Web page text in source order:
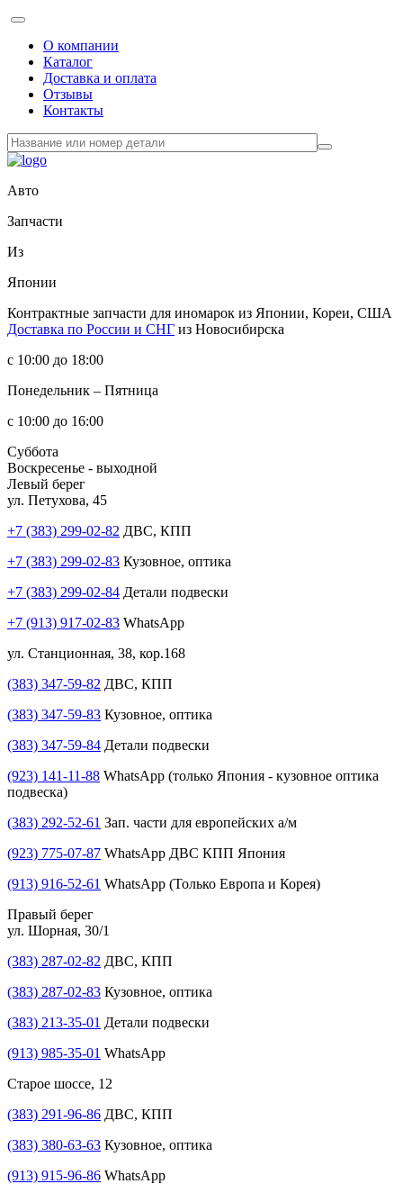
О компании
Каталог
Доставка и оплата
Отзывы
Контакты
Авто
Запчасти
Из
Японии
Контрактные запчасти для иномарок из Японии, Кореи, США
Доставка по России и СНГ из Новосибирска
с 10:00 до 18:00
Понедельник – Пятница
с 10:00 до 16:00
Суббота
Воскресенье - выходной
Левый берег
ул. Петухова, 45
+7 (383) 299-02-82 ДВС, КПП
+7 (383) 299-02-83 Кузовное, оптика
+7 (383) 299-02-84 Детали подвески
+7 (913) 917-02-83 WhatsApp
ул. Станционная, 38, кор.168
(383) 347-59-82 ДВС, КПП
(383) 347-59-83 Кузовное, оптика
(383) 347-59-84 Детали подвески
(923) 141-11-88 WhatsApp (только Япония - кузовное оптика
подвеска)
(383) 292-52-61 Зап. части для европейских а/м
(923) 775-07-87 WhatsApp ДВС КПП Япония
(913) 916-52-61 WhatsApp (Только Европа и Корея)
Правый берег
ул. Шорная, 30/1
(383) 287-02-82 ДВС, КПП
(383) 287-02-83 Кузовное, оптика
(383) 213-35-01 Детали подвески
(913) 985-35-01 WhatsApp
Старое шоссе, 12
(383) 291-96-86 ДВС, КПП
(383) 380-63-63 Кузовное, оптика
(913) 915-96-86 WhatsApp